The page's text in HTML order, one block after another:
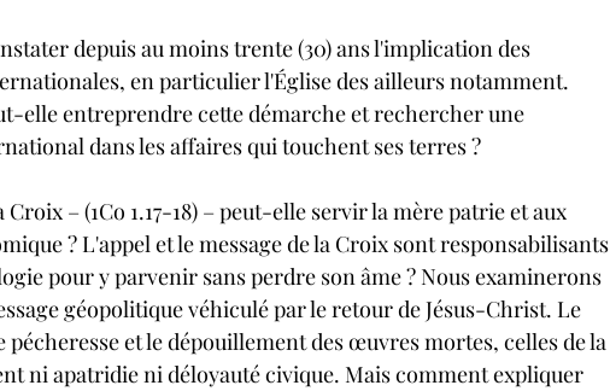
depuis au moins trente (30) ans l'implication des
en particulier l'Église des ailleurs notamment.
elle entreprendre cette démarche et rechercher une
dans les affaires qui touchent ses terres ?
– (1Co 1.17-18) – peut-elle servir la mère patrie et aux
? L'appel et le message de la Croix sont responsabilisants
pour y parvenir sans perdre son âme ? Nous examinerons
géopolitique véhiculé par le retour de Jésus-Christ. Le
et le dépouillement des œuvres mortes, celles de la
ni apatridie ni déloyauté civique. Mais comment expliquer